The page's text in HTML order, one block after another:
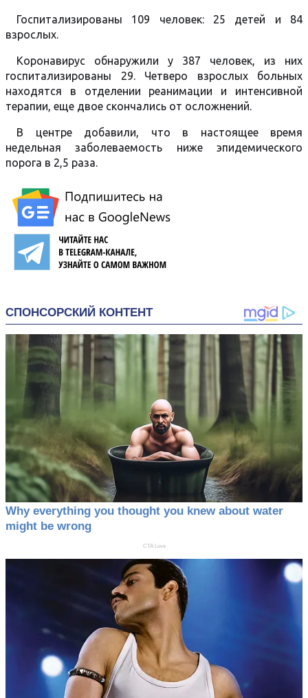
Госпитализированы 109 человек: 25 детей и 84
взрослых.
Коронавирус обнаружили у 387 человек, из них
госпитализированы 29. Четверо взрослых больных
находятся в отделении реанимации и интенсивной
терапии, еще двое скончались от осложнений.
В центре добавили, что в настоящее время
недельная заболеваемость ниже эпидемического
порога в 2,5 раза.